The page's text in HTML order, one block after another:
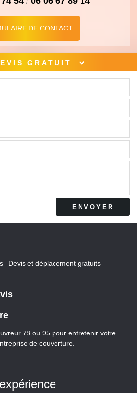
DE CONTACT
GRATUIT
Devis et déplacement gratuits
78 ou 95 pour entretenir votre
de couverture.